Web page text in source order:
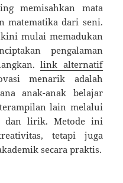
memisahkan mata
matematika dari seni.
mulai memadukan
pengalaman
link alternatif
menarik adalah
anak-anak belajar
lain melalui
dan lirik. Metode ini
tetapi juga
secara praktis.